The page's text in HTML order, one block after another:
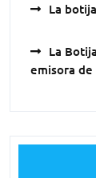
La
La
emisora